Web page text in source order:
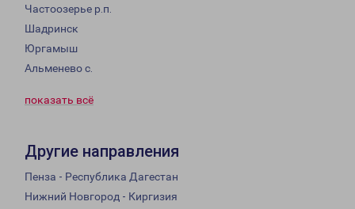
Частоозерье р.п.
Шадринск
Юргамыш
Альменево с.
показать всё
Другие направления
Пенза - Республика Дагестан
Нижний Новгород - Киргизия